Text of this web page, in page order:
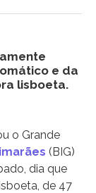
e da
lisboeta.
o Grande
(BIG)
dia que
de 47